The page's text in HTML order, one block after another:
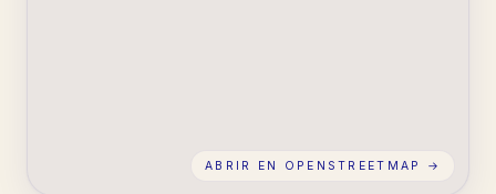
ABRIR EN OPENSTREETMAP →